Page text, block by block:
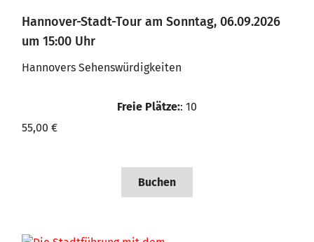
Hannover-Stadt-Tour am Sonntag, 06.09.2026
um 15:00 Uhr
Hannovers Sehenswürdigkeiten
Freie Plätze:: 10
55,00 €
Buchen